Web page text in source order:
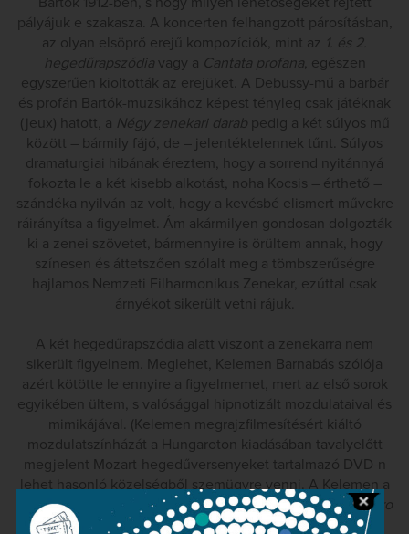
pályájuk e szakasza. A koncerten felhangzott párosításban,
az olyan elsöprő erejű kompozíciók, mint az
1. és 2.
hegedűrapszódiavagy a Cantata profana, egészen
egyszerűen kioltották az erejüket. A Debussy-mű a barbár
és profán Bartók-muzsikához képest tényleg csak játéknak
(jeux) hatott, a Négy zenekari darabpedig a két súlyos mű
között – bármily fájó, de – jelentéktelennek tűnt. Súlyos
dramaturgiai hibának éreztem, hogy a sorrend nyitánnyá
fokozta le a két kisebb alkotást, noha Kocsis – érthető –
szándéka nyilván az volt, hogy a kevésbé elismert művekre
ráirányítsa a figyelmet. Ám akármilyen gondosan dolgozták
ki a zenei szövetet, bármennyire is örültem annak, hogy
színesen és áttetszően szólalt meg a tömbszerűségre
hajlamos Nemzeti Filharmonikus Zenekar, ezúttal csak
árnyékot sikerült vetni rájuk.
A két hegedűrapszódia alatt viszont a zenekarra nem
sikerült figyelnem. Meglehet, Kelemen Barnabás szólója
azért kötötte le ennyire a figyelmemet, mert az első sorok
egyikében ültem, s valósággal hipnotizált mozdulataival és
mimikájával. (Kelemen megrajzfilmesítésért kiáltó
mozdulatszínházát a Hungaroton kiadásában tavalyelőtt
megjelent Mozart-hegedűversenyeket tartalmazó DVD-n
lehet hasonló közelségből szemügyre venni. A Kelemen a
márciusi ifjak hevületével vetette magát azAllegro Barbaro
vagy a
Két képII., „Torz” tételéhez foghatóan vad